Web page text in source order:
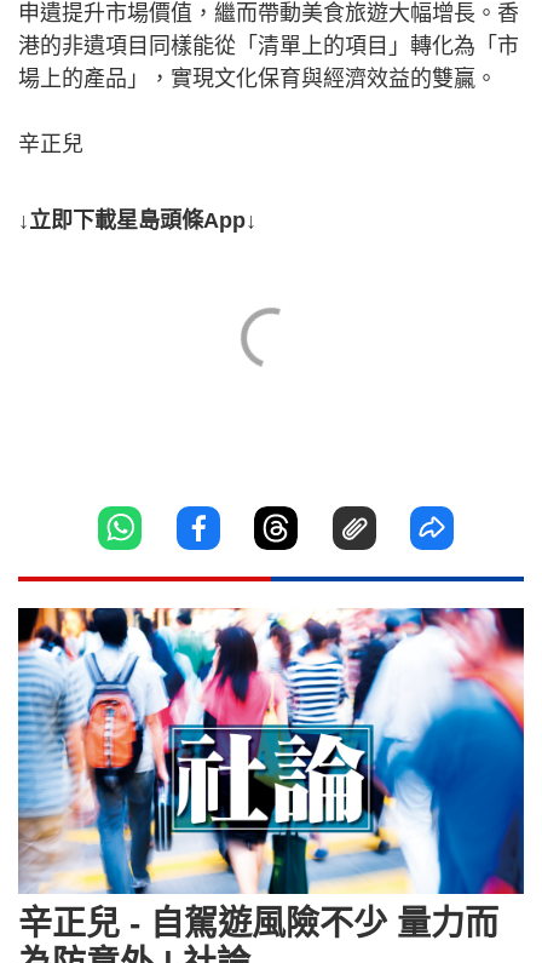
申遺提升市場價值，繼而帶動美食旅遊大幅增長。香
港的非遺項目同樣能從「清單上的項目」轉化為「市
場上的產品」，實現文化保育與經濟效益的雙贏。
辛正兒
↓立即下載星島頭條App↓
辛正兒 - 自駕遊風險不少 量力而